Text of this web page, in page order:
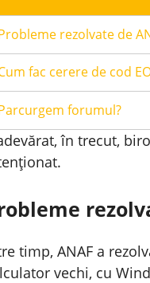
rezolvate de
fac cerere de cod
forumul?
în trecut,
timp, ANAF a
vechi, cu